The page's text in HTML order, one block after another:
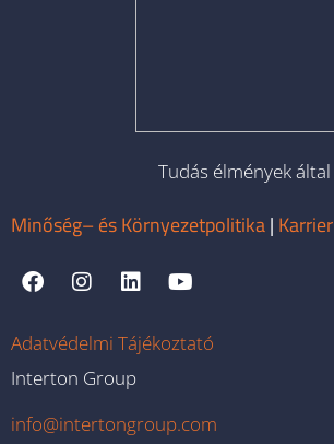
Tudás élmények által
Minőség– és Környezetpolitika| Karrier
Adatvédelmi Tájékoztató
Interton Group
info@intertongroup.com